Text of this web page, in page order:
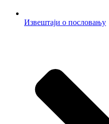
Извештаји о пословању